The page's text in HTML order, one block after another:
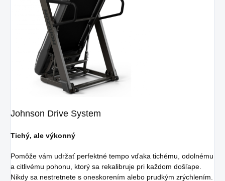
Johnson Drive System
Tichý, ale výkonný
Pomôže vám udržať perfektné tempo vďaka tichému, odolnému
a citlivému pohonu, ktorý sa rekalibruje pri každom došľape.
Nikdy sa nestretnete s oneskorením alebo prudkým zrýchlením.